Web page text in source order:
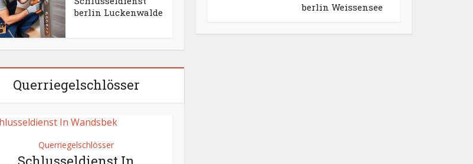
berlin Luckenwalde
berlin Weissensee
Querriegelschlösser
Querriegelschlösser
Schlusseldienst In